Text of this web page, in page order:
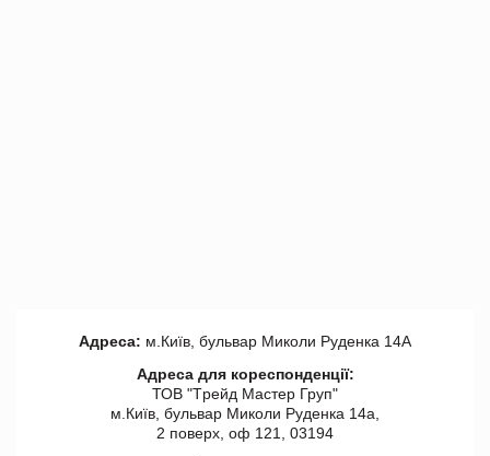
Адреса: м.Київ, бульвар Миколи Руденка 14А
Адреса для кореспонденції:
ТОВ "Tрейд Мастер Груп"
м.Київ, бульвар Миколи Руденка 14а,
2 поверх, оф 121, 03194